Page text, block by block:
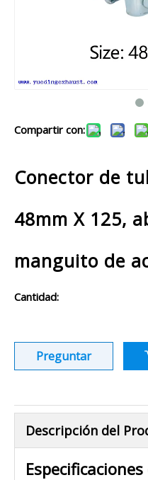
Compartir con:
Conector de
48mm X 125,
manguito de
Cantidad:
Preguntar
Descripción del